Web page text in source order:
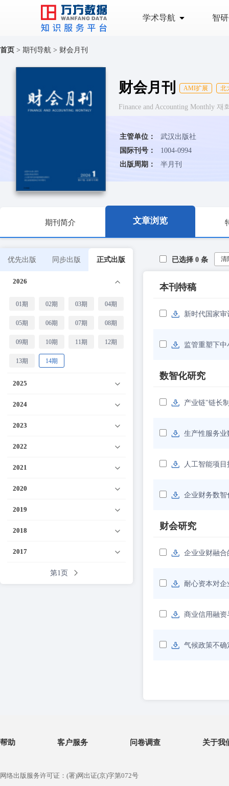
学术导航 智
首页 > 期刊导航 > 财会月刊
财会月刊 AMI扩展 北
Finance and Accounting Monthly
主管单位：
武汉出版社
国际刊号：
1004-0994
出版周期：
半月刊
期刊简介 文章浏览
优先出版 同步出版 正式出版
2026
01期 02期 03期 04期
05期 06期 07期 08期
09期 10期 11期 12期
13期 14期
2025
2024
2023
2022
2021
2020
2019
2018
2017
第1页
已选择 0 条 清
本刊特稿
新时代国家
监管重塑下
数智化研究
产业链"链长
生产性服务
人工智能项
企业财务数
财会研究
企业业财融
耐心资本对
商业信用融
气候政策不
帮助 客户服务 问卷调查 关于我
网络出版服务许可证：(署)网出证(京)字第072号